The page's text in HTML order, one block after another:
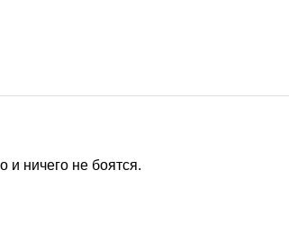
и ничего не боятся.